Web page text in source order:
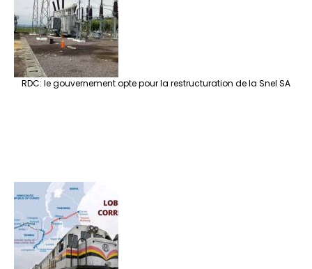
RDC: le gouvernement opte pour la restructuration de la Snel SA